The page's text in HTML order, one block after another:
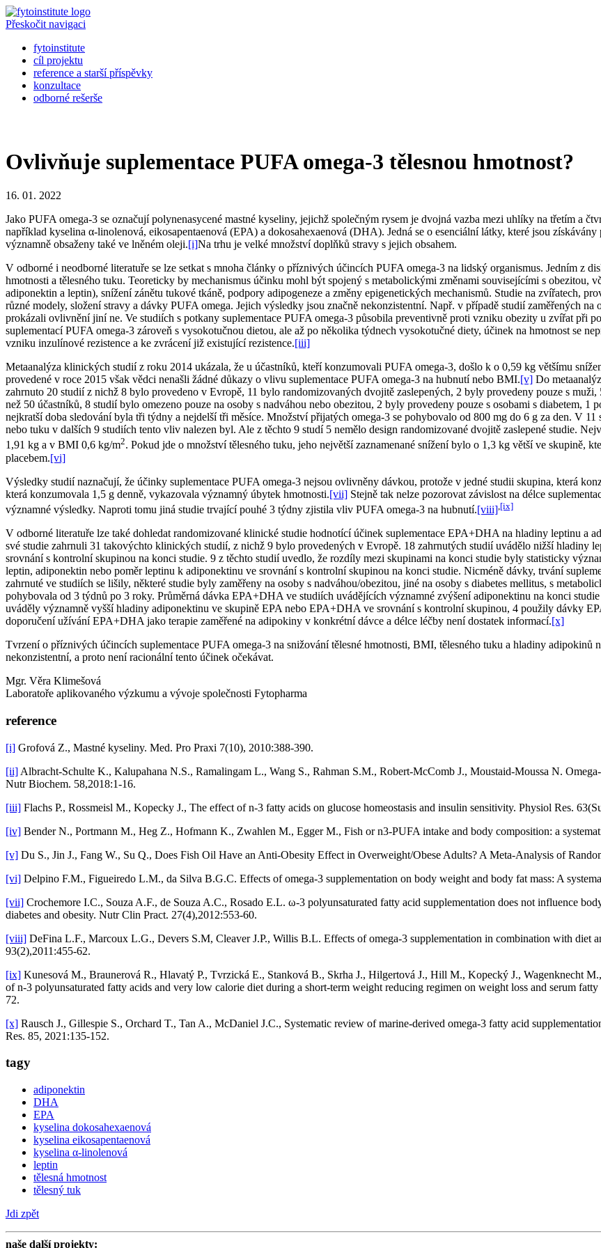
Přeskočit navigaci
fytoinstitute
cíl projektu
reference a starší příspěvky
konzultace
odborné rešerše
Ovlivňuje suplementace PUFA omega-3 tělesnou hmotnost?
16. 01. 2022
Jako PUFA omega-3 se označují polynenasycené mastné kyseliny, jejichž společným rysem je dvojná vazba mezi uhlíky na třetím a
například kyselina α-linolenová, eikosapentaenová (EPA) a dokosahexaenová (DHA). Jedná se o esenciální látky, které jsou
významně obsaženy také ve lněném oleji.[i]Na trhu je velké množství doplňků stravy s jejich obsahem.
V odborné i neodborné literatuře se lze setkat s mnoha články o příznivých účincích PUFA omega-3 na lidský organismus. Jedním z
hmotnosti a tělesného tuku. Teoreticky by mechanismus účinku mohl být spojený s metabolickými změnami souvisejícími s obezitou,
adiponektin a leptin), snížení zánětu tukové tkáně, podpory adipogeneze a změny epigenetických mechanismů. Studie na zvířatech,
různé modely, složení stravy a dávky PUFA omega. Jejich výsledky jsou značně nekonzistentní. Např. v případě studií zaměřených
prokázali ovlivnění jiní ne. Ve studiích s potkany suplementace PUFA omega-3 působila preventivně proti vzniku obezity u zvířat při
suplementací PUFA omega-3 zároveň s vysokotučnou dietou, ale až po několika týdnech vysokotučné diety, účinek na hmotnost se
vzniku inzulínové rezistence a ke zvrácení již existující rezistence.[iii]
Metaanalýza klinických studií z roku 2014 ukázala, že u účastníků, kteří konzumovali PUFA omega-3, došlo k o 0,59 kg většímu
provedené v roce 2015 však vědci nenašli žádné důkazy o vlivu suplementace PUFA omega-3 na hubnutí nebo BMI.[v] Do
zahrnuto 20 studií z nichž 8 bylo provedeno v Evropě, 11 bylo randomizovaných dvojitě zaslepených, 2 byly provedeny pouze s
než 50 účastníků, 8 studií bylo omezeno pouze na osoby s nadváhou nebo obezitou, 2 byly provedeny pouze s osobami s diabetem, 1
nejkratší doba sledování byla tři týdny a nejdelší tři měsíce. Množství přijatých omega-3 se pohybovalo od 800 mg do 6 g za den. V
nebo tuku v dalších 9 studiích tento vliv nalezen byl. Ale z těchto 9 studí 5 nemělo design randomizované dvojitě zaslepené studie.
1,91 kg a v BMI 0,6 kg/m2. Pokud jde o množství tělesného tuku, jeho největší zaznamenané snížení bylo o 1,3 kg větší ve skupině,
placebem.[vi]
Výsledky studií naznačují, že účinky suplementace PUFA omega-3 nejsou ovlivněny dávkou, protože v jedné studii skupina, která
která konzumovala 1,5 g denně, vykazovala významný úbytek hmotnosti.[vii] Stejně tak nelze pozorovat závislost na délce
významné výsledky. Naproti tomu jiná studie trvající pouhé 3 týdny zjistila vliv PUFA omega-3 na hubnutí.[viii] [ix]
V odborné literatuře lze také dohledat randomizované klinické studie hodnotící účinek suplementace EPA+DHA na hladiny leptinu a
své studie zahrnuli 31 takovýchto klinických studií, z nichž 9 bylo provedených v Evropě. 18 zahrnutých studií uvádělo nižší hladiny
srovnání s kontrolní skupinou na konci studie. 9 z těchto studií uvedlo, že rozdíly mezi skupinami na konci studie byly statisticky
leptin, adiponektin nebo poměr leptinu k adiponektinu ve srovnání s kontrolní skupinou na konci studie. Nicméně dávky, trvání
zahrnuté ve studiích se lišily, některé studie byly zaměřeny na osoby s nadváhou/obezitou, jiné na osoby s diabetes mellitus, s
pohybovala od 3 týdnů po 3 roky. Průměrná dávka EPA+DHA ve studiích uvádějících významné zvýšení adiponektinu na konci
uváděly významně vyšší hladiny adiponektinu ve skupině EPA nebo EPA+DHA ve srovnání s kontrolní skupinou, 4 použily dávky
doporučení užívání EPA+DHA jako terapie zaměřené na adipokiny v konkrétní dávce a délce léčby není dostatek informací.[x]
Tvrzení o příznivých účincích suplementace PUFA omega-3 na snižování tělesné hmotnosti, BMI, tělesného tuku a hladiny adipokinů
nekonzistentní, a proto není racionální tento účinek očekávat.
Mgr. Věra Klimešová
Laboratoře aplikovaného výzkumu a vývoje společnosti Fytopharma
reference
[i] Grofová Z., Mastné kyseliny. Med. Pro Praxi 7(10), 2010:388-390.
[ii] Albracht-Schulte K., Kalupahana N.S., Ramalingam L., Wang S., Rahman S.M., Robert-McComb J., Moustaid-Moussa N.
Nutr Biochem. 58,2018:1-16.
[iii] Flachs P., Rossmeisl M., Kopecky J., The effect of n-3 fatty acids on glucose homeostasis and insulin sensitivity. Physiol Res.
[iv] Bender N., Portmann M., Heg Z., Hofmann K., Zwahlen M., Egger M., Fish or n3-PUFA intake and body composition: a
[v] Du S., Jin J., Fang W., Su Q., Does Fish Oil Have an Anti-Obesity Effect in Overweight/Obese Adults? A Meta-Analysis of
[vi] Delpino F.M., Figueiredo L.M., da Silva B.G.C. Effects of omega-3 supplementation on body weight and body fat mass: A
[vii] Crochemore I.C., Souza A.F., de Souza A.C., Rosado E.L. ω-3 polyunsaturated fatty acid supplementation does not influence
diabetes and obesity. Nutr Clin Pract. 27(4),2012:553-60.
[viii] DeFina L.F., Marcoux L.G., Devers S.M, Cleaver J.P., Willis B.L. Effects of omega-3 supplementation in combination with diet
93(2),2011:455-62.
[ix] Kunesová M., Braunerová R., Hlavatý P., Tvrzická E., Stanková B., Skrha J., Hilgertová J., Hill M., Kopecký J., Wagenknecht
of n-3 polyunsaturated fatty acids and very low calorie diet during a short-term weight reducing regimen on weight loss and serum
72.
[x] Rausch J., Gillespie S., Orchard T., Tan A., McDaniel J.C., Systematic review of marine-derived omega-3 fatty acid
Res. 85, 2021:135-152.
tagy
adiponektin
DHA
EPA
kyselina dokosahexaenová
kyselina eikosapentaenová
kyselina α-linolenová
leptin
tělesná hmotnost
tělesný tuk
Jdi zpět
naše další projekty: